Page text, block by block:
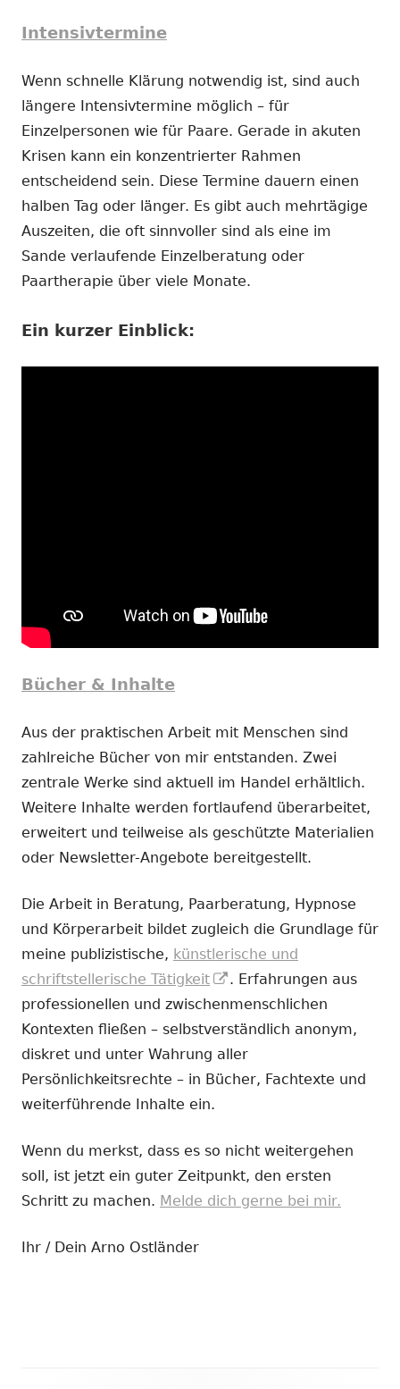
Intensivtermine
Wenn schnelle Klärung notwendig ist, sind auch
längere Intensivtermine möglich – für
Einzelpersonen wie für Paare. Gerade in akuten
Krisen kann ein konzentrierter Rahmen
entscheidend sein. Diese Termine dauern einen
halben Tag oder länger. Es gibt auch mehrtägige
Auszeiten, die oft sinnvoller sind als eine im
Sande verlaufende Einzelberatung oder
Paartherapie über viele Monate.
Ein kurzer Einblick:
Bücher & Inhalte
Aus der praktischen Arbeit mit Menschen sind
zahlreiche Bücher von mir entstanden. Zwei
zentrale Werke sind aktuell im Handel erhältlich.
Weitere Inhalte werden fortlaufend überarbeitet,
erweitert und teilweise als geschützte Materialien
oder Newsletter-Angebote bereitgestellt.
Die Arbeit in Beratung, Paarberatung, Hypnose
und Körperarbeit bildet zugleich die Grundlage für
meine publizistische, künstlerische und
schriftstellerische Tätigkeit
In
neuem
Fenster
öffnen
. Erfahrungen aus
professionellen und zwischenmenschlichen
Kontexten fließen – selbstverständlich anonym,
diskret und unter Wahrung aller
Persönlichkeitsrechte – in Bücher, Fachtexte und
weiterführende Inhalte ein.
Wenn du merkst, dass es so nicht weitergehen
soll, ist jetzt ein guter Zeitpunkt, den ersten
Schritt zu machen. Melde dich gerne bei mir.
Ihr / Dein Arno Ostländer